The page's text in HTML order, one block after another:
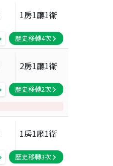
1房1廳1衛
歷史移轉4次
2房1廳1衛
歷史移轉2次
1房1廳1衛
歷史移轉3次